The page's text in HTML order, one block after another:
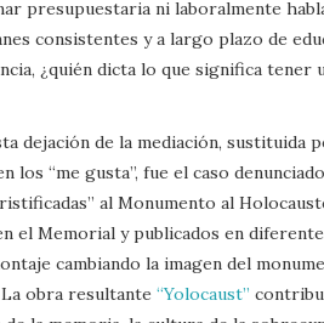
presupuestaria ni laboralmente
consistentes y a largo plazo de
¿quién dicta lo que significa tener
dejación de la mediación, sustituida
los “me gusta”, fue el caso
al Monumento al
el Memorial y publicados en
cambiando la imagen del
obra resultante “Yolocaust”